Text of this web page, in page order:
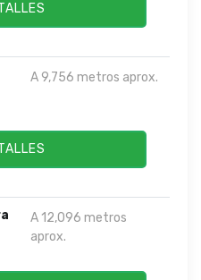
A 9,756 metros aprox.
A 12,096 metros
aprox.